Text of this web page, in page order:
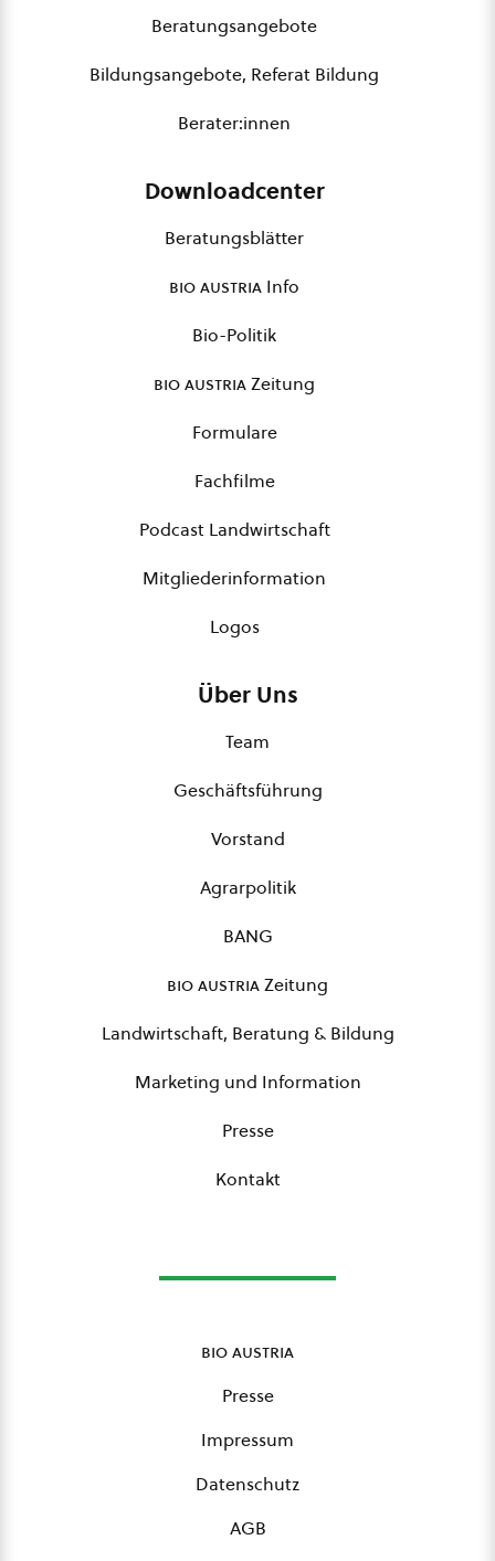
Beratungsangebote
Bildungsangebote, Referat Bildung
Berater:innen
Downloadcenter
Beratungsblätter
bio austria Info
Bio-Politik
bio austriaZeitung
Formulare
Fachfilme
Podcast Landwirtschaft
Mitgliederinformation
Logos
Über Uns
Team
Geschäftsführung
Vorstand
Agrarpolitik
BANG
bio austriaZeitung
Landwirtschaft, Beratung & Bildung
Marketing und Information
Presse
Kontakt
bio austria
Presse
Impressum
Datenschutz
AGB